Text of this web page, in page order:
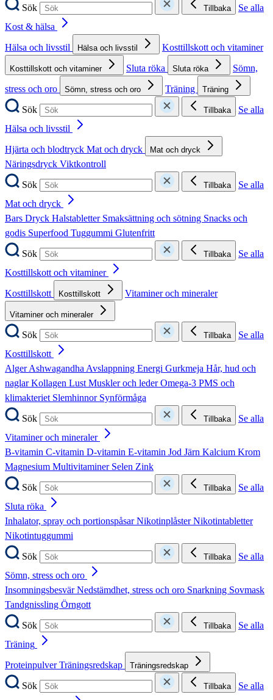
Sök
Tillbaka
Se alla
Kost & hälsa
Hälsa och livsstil
Hälsa och livsstil Kosttillskott och vitaminer
Kosttillskott och vitaminer Sluta röka Sluta röka
Sömn,
stress och oro
Sömn, stress och oro Träning Träning
Sök Tillbaka
Se alla
Hälsa och livsstil
Hjärta och blodtryck Mat och dryck Mat och dryck
Näringsdryck Viktkontroll
Sök
Tillbaka
Se alla
Mat och dryck
Bars Dryck Halstabletter Smaksättning och sötning Snacks och
godis Superfood Tuggummi Glutenfritt
Sök
Tillbaka
Se alla
Kosttillskott och vitaminer
Kosttillskott
Kosttillskott Vitaminer och mineraler
Vitaminer och mineraler
Sök Tillbaka
Se alla
Kosttillskott
AlgerAshwagandhaAvslappning Energi Gurkmeja Hår, hud och
naglarKollagen LustMuskler och lederOmega-3 PMS och
klimakteriet Slemhinnor Synförmåga
Sök
Tillbaka
Se alla
Vitaminer och mineraler
B-vitamin C-vitamin D-vitamin E-vitamin Jod Järn Kalcium Krom
Magnesium Multivitaminer Selen Zink
Sök
Tillbaka
Se alla
Sluta röka
Inhalator, spray och portionspåsarNikotinplåsterNikotintabletter
Nikotintuggummi
Sök
Tillbaka
Se alla
Sömn, stress och oro
InsomningsbesvärNedstämdhet, stress och oro Snarkning Sovmask
Tandgnissling Örngott
Sök
Tillbaka
Se alla
Träning
ProteinpulverTräningsredskap Träningsredskap
Sök Tillbaka
Se alla